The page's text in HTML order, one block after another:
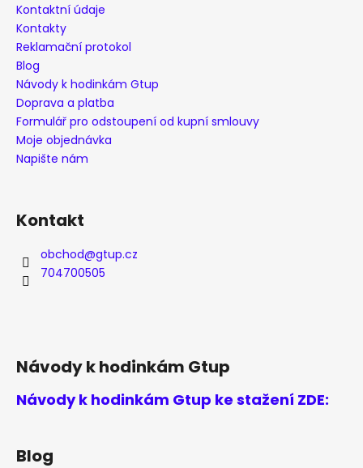
Kontaktní údaje
Kontakty
Reklamační protokol
Blog
Návody k hodinkám Gtup
Doprava a platba
Formulář pro odstoupení od kupní smlouvy
Moje objednávka
Napište nám
Kontakt
obchod@gtup.cz
704700505
Návody k hodinkám Gtup
Návody k hodinkám Gtup ke stažení ZDE:
Blog